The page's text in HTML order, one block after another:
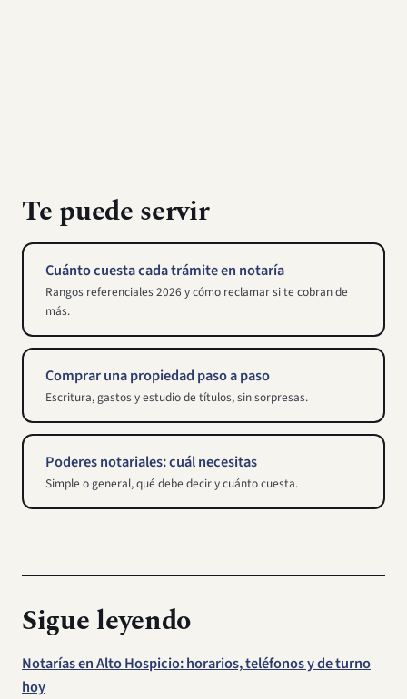
Te puede servir
Cuánto cuesta cada trámite en notaría
Rangos referenciales 2026 y cómo reclamar si te cobran de
más.
Comprar una propiedad paso a paso
Escritura, gastos y estudio de títulos, sin sorpresas.
Poderes notariales: cuál necesitas
Simple o general, qué debe decir y cuánto cuesta.
Sigue leyendo
Notarías en Alto Hospicio: horarios, teléfonos y de turno
hoy